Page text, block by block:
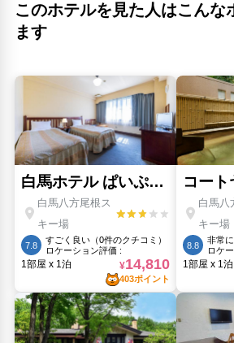
このホテルを見た人はこんな
ます